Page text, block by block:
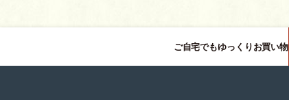
ご自宅でもゆっくりお買い物